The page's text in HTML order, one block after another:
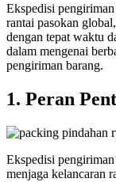
Ekspedisi
rantai pasokan
dengan tepat waktu
dalam mengenai
pengiriman barang.
1. Peran
Ekspedisi
menjaga kelancaran